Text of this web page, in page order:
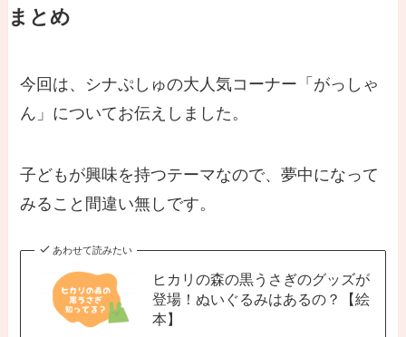
まとめ
今回は、シナぷしゅの大人気コーナー「がっしゃ
ん」についてお伝えしました。
子どもが興味を持つテーマなので、夢中になって
みること間違い無しです。
あわせて読みたい
ヒカリの森の黒うさぎのグッズが
登場！ぬいぐるみはあるの？【絵
本】